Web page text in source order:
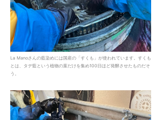
La Manoさんの藍染めには国産の「すくも」が使われています。すくも
とは、タデ藍という植物の葉だけを集め100日ほど発酵させたものだそ
う。